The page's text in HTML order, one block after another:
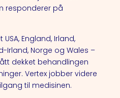
responderer på
England, Irland,
Irland, Norge og Wales –
dekket behandlingen
Vertex jobber videre
til medisinen.